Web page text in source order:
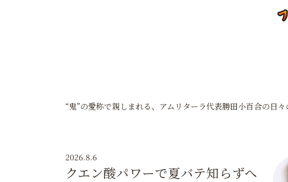
“鬼”の愛称で親しまれる、アムリターラ代表勝田小百合の日
2026.8.6
クエン酸パワーで夏バテ知らずへ